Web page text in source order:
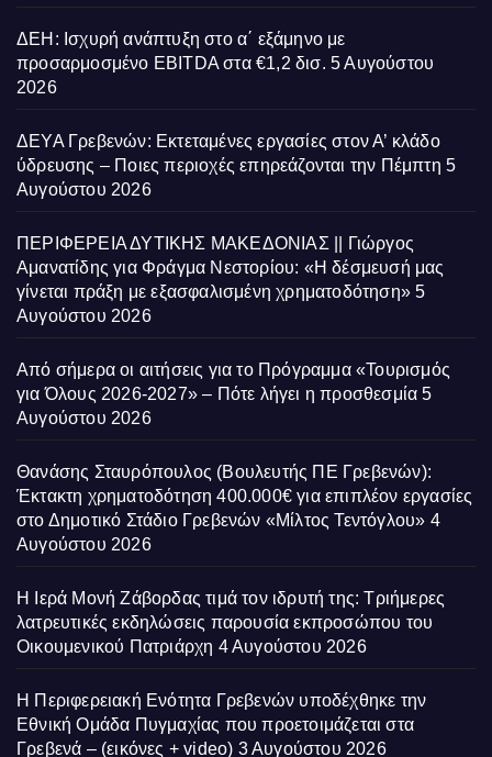
ΔΕΗ: Ισχυρή ανάπτυξη στο α΄ εξάμηνο με
προσαρμοσμένο EBITDA στα €1,2 δισ. 5 Αυγούστου
2026
ΔΕΥΑ Γρεβενών: Εκτεταμένες εργασίες στον Α’ κλάδο
ύδρευσης – Ποιες περιοχές επηρεάζονται την Πέμπτη 5
Αυγούστου 2026
ΠΕΡΙΦΕΡΕΙΑ ΔΥΤΙΚΗΣ ΜΑΚΕΔΟΝΙΑΣ || Γιώργος
Αμανατίδης για Φράγμα Νεστορίου: «Η δέσμευσή μας
γίνεται πράξη με εξασφαλισμένη χρηματοδότηση» 5
Αυγούστου 2026
Από σήμερα οι αιτήσεις για το Πρόγραμμα «Τουρισμός
για Όλους 2026-2027» – Πότε λήγει η προσθεσμία 5
Αυγούστου 2026
Θανάσης Σταυρόπουλος (Βουλευτής ΠΕ Γρεβενών):
Έκτακτη χρηματοδότηση 400.000€ για επιπλέον εργασίες
στο Δημοτικό Στάδιο Γρεβενών «Μίλτος Τεντόγλου» 4
Αυγούστου 2026
Η Ιερά Μονή Ζάβορδας τιμά τον ιδρυτή της: Τριήμερες
λατρευτικές εκδηλώσεις παρουσία εκπροσώπου του
Οικουμενικού Πατριάρχη 4 Αυγούστου 2026
Η Περιφερειακή Ενότητα Γρεβενών υποδέχθηκε την
Εθνική Ομάδα Πυγμαχίας που προετοιμάζεται στα
Γρεβενά – (εικόνες + video) 3 Αυγούστου 2026